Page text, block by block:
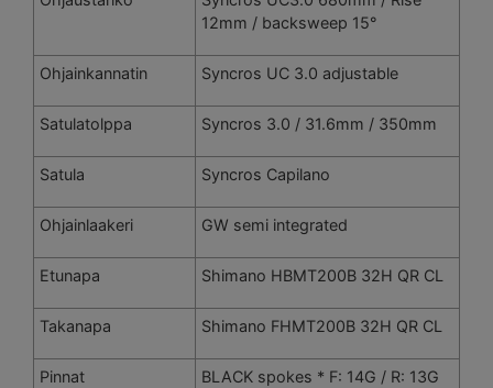
12mm / backsweep 15°
Ohjainkannatin Syncros UC 3.0 adjustable
Satulatolppa Syncros 3.0 / 31.6mm / 350mm
Satula Syncros Capilano
Ohjainlaakeri GW semi integrated
Etunapa Shimano HBMT200B 32H QR CL
Takanapa Shimano FHMT200B 32H QR CL
Pinnat BLACK spokes * F: 14G / R: 13G